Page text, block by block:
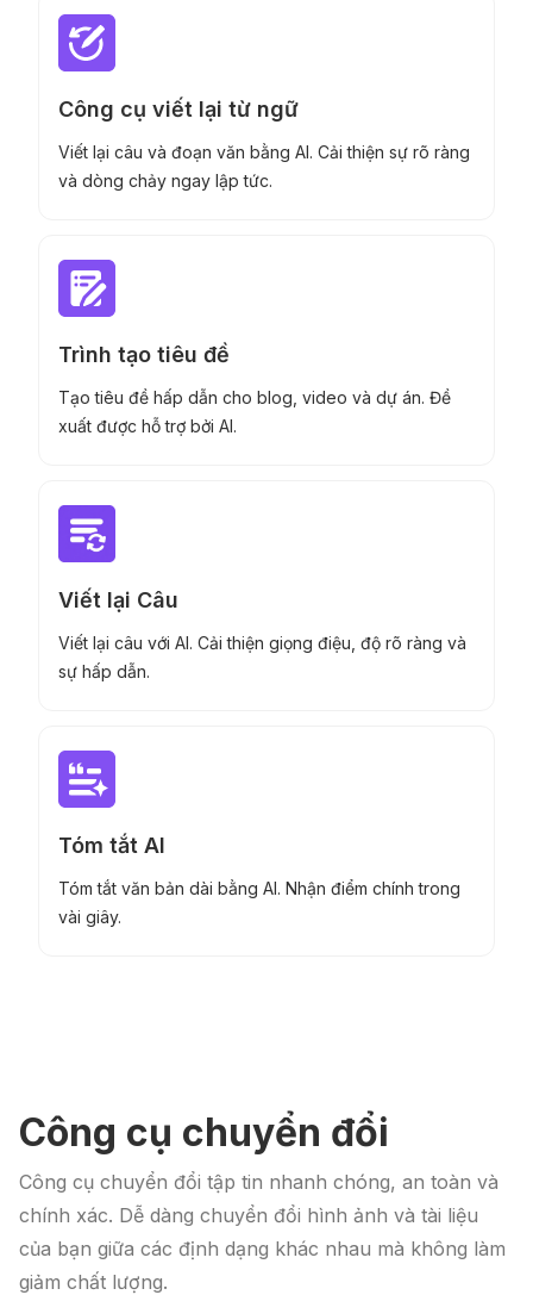
Công cụ viết lại từ ngữ
Viết lại câu và đoạn văn bằng AI. Cải thiện sự rõ ràng
và dòng chảy ngay lập tức.
Trình tạo tiêu đề
Tạo tiêu đề hấp dẫn cho blog, video và dự án. Đề
xuất được hỗ trợ bởi AI.
Viết lại Câu
Viết lại câu với AI. Cải thiện giọng điệu, độ rõ ràng và
sự hấp dẫn.
Tóm tắt AI
Tóm tắt văn bản dài bằng AI. Nhận điểm chính trong
vài giây.
Công cụ chuyển đổi
Công cụ chuyển đổi tập tin nhanh chóng, an toàn và
chính xác. Dễ dàng chuyển đổi hình ảnh và tài liệu
của bạn giữa các định dạng khác nhau mà không làm
giảm chất lượng.